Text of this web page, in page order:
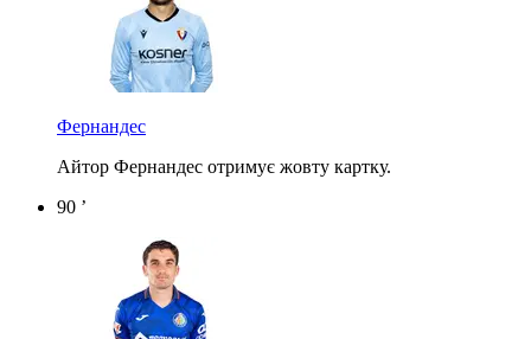
Фернандес
Айтор Фернандес отримує жовту картку.
90 ’